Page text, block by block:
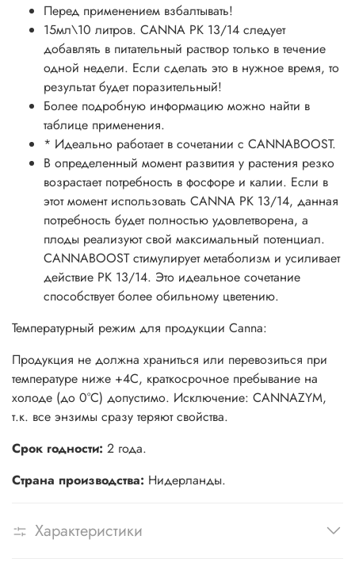
Перед применением взбалтывать!
15мл\10 литров. CANNA PK 13/14 следует
добавлять в питательный раствор только в течение
одной недели. Если сделать это в нужное время, то
результат будет поразительный!
Более подробную информацию можно найти в
таблице применения.
* Идеально работает в сочетании с CANNABOOST.
В определенный момент развития у растения резко
возрастает потребность в фосфоре и калии. Если в
этот момент использовать CANNA PK 13/14, данная
потребность будет полностью удовлетворена, а
плоды реализуют свой максимальный потенциал.
CANNABOOST стимулирует метаболизм и усиливает
действие PK 13/14. Это идеальное сочетание
способствует более обильному цветению.
Температурный режим для продукции Canna:
Продукция не должна храниться или перевозиться при
температуре ниже +4С, краткосрочное пребывание на
холоде (до 0°С) допустимо. Исключение: CANNAZYM,
т.к. все энзимы сразу теряют свойства.
Срок годности: 2 года.
Страна производства: Нидерланды.
Характеристики